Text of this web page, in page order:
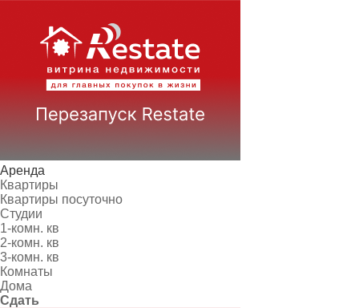
Аренда
Квартиры
Квартиры посуточно
Студии
1-комн. кв
2-комн. кв
3-комн. кв
Комнаты
Дома
Сдать